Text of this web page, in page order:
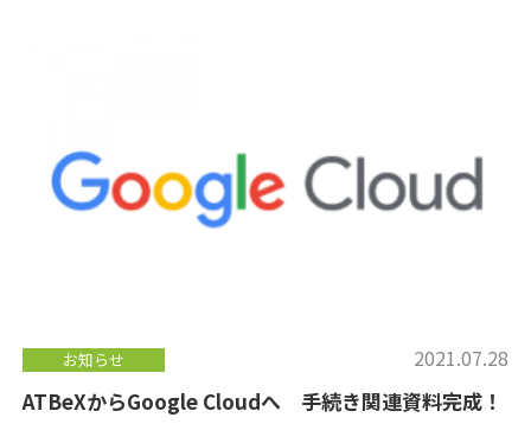
お知らせ 2021.07.28
ATBeXからGoogle Cloudへ 手続き関連資料完成！